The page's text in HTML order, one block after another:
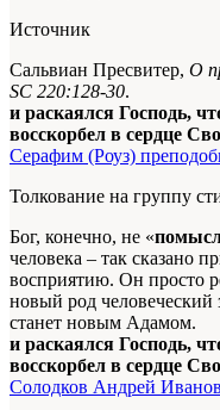
Источник
Сальвиан Пресвитер, О
SC 220:128-30.
и раскаялся Господь,
восскорбел в сердце
Серафим (Роуз)
Толкование на группу
Бог, конечно, не «
человека – так сказано
восприятию. Он просто
новый род человеческий
станет новым Адамом.
и раскаялся Господь,
восскорбел в сердце
Солодков Андрей